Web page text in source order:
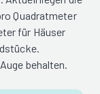
Quadratmeter
für Häuser
behalten.